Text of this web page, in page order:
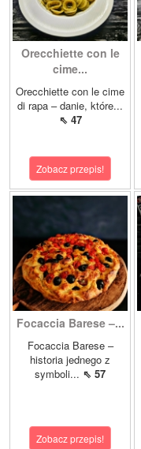
Orecchiette con le
cime...
Orecchiette con le cime
di rapa – danie, które...
⇖ 47
Zobacz przepis!
Focaccia Barese –...
Focaccia Barese –
historia jednego z
symboli... ⇖ 57
Zobacz przepis!